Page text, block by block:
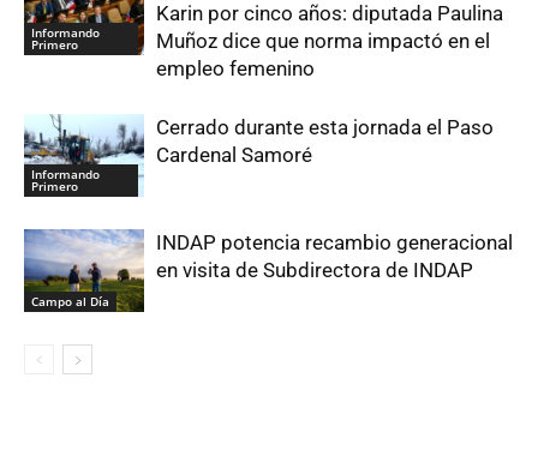
Informando
Primero
Karin por cinco años: diputada Paulina
Muñoz dice que norma impactó en el
empleo femenino
Informando
Primero
Cerrado durante esta jornada el Paso
Cardenal Samoré
Campo al Día
INDAP potencia recambio generacional
en visita de Subdirectora de INDAP